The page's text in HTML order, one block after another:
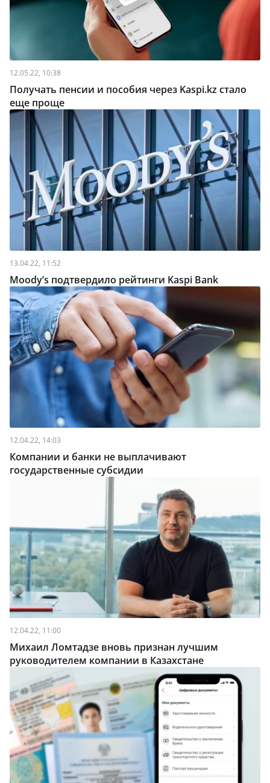
12.05.22, 10:38
Получать пенсии и пособия через Kaspi.kz стало
еще проще
13.04.22, 11:52
Moody’s подтвердило рейтинги Kaspi Bank
12.04.22, 14:03
Компании и банки не выплачивают
государственные субсидии
12.04.22, 11:00
Михаил Ломтадзе вновь признан лучшим
руководителем компании в Казахстане